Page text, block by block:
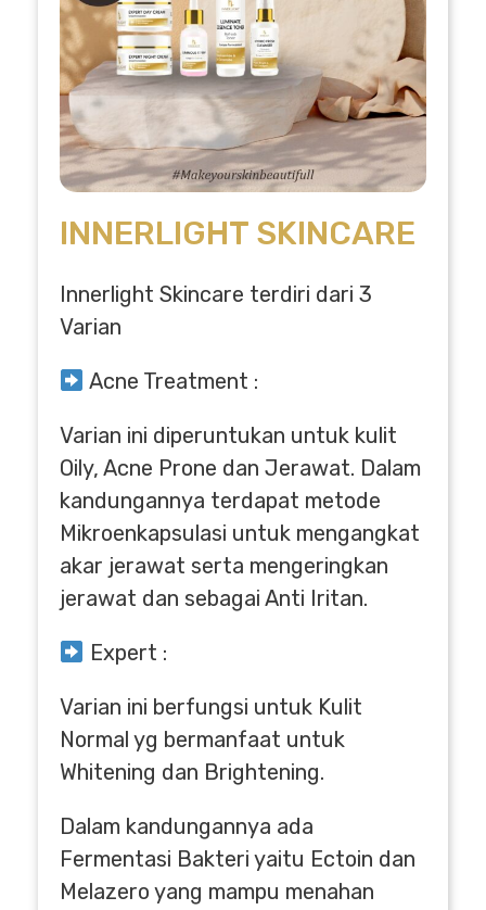
INNERLIGHT SKINCARE
Innerlight Skincare terdiri dari 3
Varian
Acne Treatment :
Varian ini diperuntukan untuk kulit
Oily, Acne Prone dan Jerawat. Dalam
kandungannya terdapat metode
Mikroenkapsulasi untuk mengangkat
akar jerawat serta mengeringkan
jerawat dan sebagai Anti Iritan.
Expert :
Varian ini berfungsi untuk Kulit
Normal yg bermanfaat untuk
Whitening dan Brightening.
Dalam kandungannya ada
Fermentasi Bakteri yaitu Ectoin dan
Melazero yang mampu menahan